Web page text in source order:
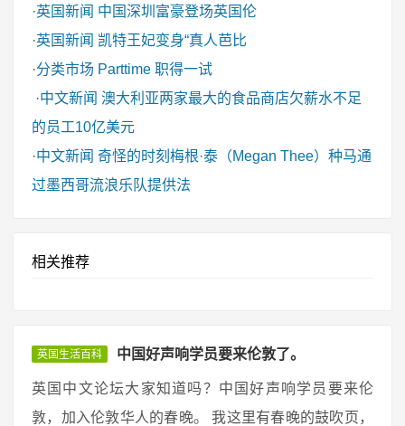
·英国新闻 中国深圳富豪登场英国伦
·英国新闻 凯特王妃变身“真人芭比
·分类市场 Parttime 职得一试
·中文新闻 澳大利亚两家最大的食品商店欠薪水不足
的员工10亿美元
·中文新闻 奇怪的时刻梅根·泰（Megan Thee）种马通
过墨西哥流浪乐队提供法
相关推荐
英国生活百科 中国好声响学员要来伦敦了。
英国中文论坛大家知道吗？中国好声响学员要来伦
敦，加入伦敦华人的春晚。 我这里有春晚的鼓吹页，